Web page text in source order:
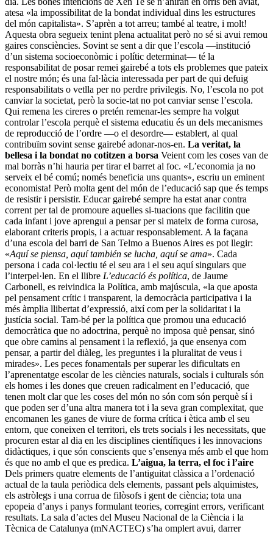
atesa «la im­possibilitat de la bondat individual dins les estructures
del món capitalista». S’aprèn a tot arreu; també al teatre, i molt!
Aquesta obra segueix tenint plena actualitat però no sé si avui remou
gaires consciències. Sovint se sent a dir que l’escola —institució
d’un sistema socioeconòmic i polític deter­minat— té la
responsabilitat de posar remei gairebé a tots els problemes que pateix
el nostre món; és una fal·làcia interessada per part de qui defuig
responsabilitats o vetlla per no perdre privilegis. No, l’escola no pot
canviar la societat, però la socie-tat no pot canviar sense l’escola.
Qui remena les cireres o pretén remenar-les sempre ha volgut
controlar l’escola perquè el sistema educatiu és un dels mecanismes
de reproducció de l’ordre —o el desordre— establert, al qual
contribuïm sovint sense gairebé adonar-nos-en. La veritat, la
bellesa i la bondat no cotitzen a borsa Veient com les coses van de
mal borràs n’hi hauria per tirar el barret al foc. «L’economia ja no
serveix el bé comú; només beneficia uns quants», escriu un eminent
economis­ta! Però molta gent del món de l’educació sap que és temps
de resistir i persistir. Educar gairebé sempre ha estat anar contra
corrent per tal de promoure aquelles si-tuacions que facilitin que
cada infant i jove aprengui a pensar per si mateix de forma curosa,
elaborant criteris propis, i a actuar responsablement. A la façana
d’una escola del barri de San Telmo a Buenos Aires es pot llegir:
«Aquí se piensa, aquí también se lucha, aquí se ama». Cada
persona i cada col·lectiu té el seu ara i el seu aquí singulars que
l’interpel·len. En el llibre L’educació és política, de Jaume
Carbonell, es reivindica la Política, amb majúscula, «la que aposta
pel pensament crític i transparent, la democràcia participativa i la
més àmplia llibertat d’expressió, així com per la solidaritat i la
justícia social. Tam-bé per la política que promou una educació
democràtica que no adoctrina, perquè no imposa què pensar, sinó
que obre camins al pensament i la reflexió, ja que ensenya com
pensar, a partir del diàleg, les preguntes i la pluralitat de veus i
mirades». Les peces fonamentals per superar les dificultats en
l’aprenentatge escolar de les ciències naturals, socials i culturals són
els homes i les dones que creuen radicalment en l’educació, que
tenen molt clar que les coses del món no són com són perquè sí i
que poden ser d’una altra manera tot i la seva gran complexitat, que
encomanen les ganes de viure de forma crítica i ètica amb el seu
entorn, que coneixen el territori, els trets socials i les necessitats, que
procuren estar al dia en les disciplines científiques i les innovacions
didàctiques, i que són conscients que s’ensenya més amb el que hom
és que no amb el que es predica. L’aigua, la terra, el foc i l’aire
Dels primers quatre elements de l’anti­guitat clàssica a l’ordenació
actual de la taula periòdica dels elements, passant pels alquimistes,
els astròlegs i una corrua de filòsofs i gent de ciència; tota una
epopeia d’anys i panys formulant teories, corregint errors, verificant
resultats. La sala d’actes del Museu Nacional de la Ciència i la
Tècnica de Catalunya (mNAC­TEC) s’ha omplert avui, darrer